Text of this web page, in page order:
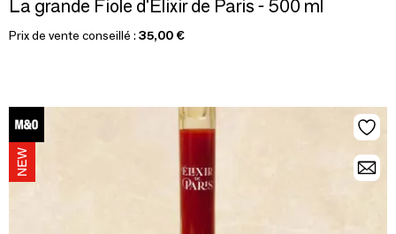
La grande Fiole d'Élixir de Paris - 500 ml
Prix de vente conseillé : 35,00 €